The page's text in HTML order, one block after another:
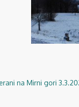
na Mirni gori